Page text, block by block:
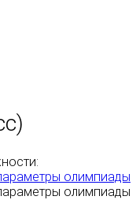
олимпиады
олимпиады